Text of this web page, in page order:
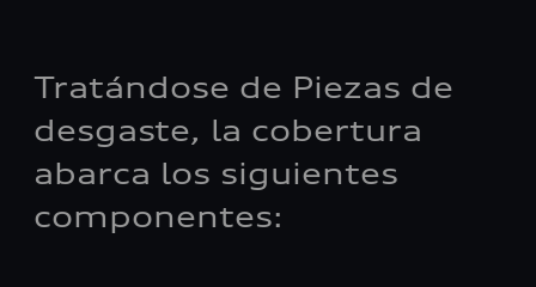
Tratándose de Piezas de
desgaste, la cobertura
abarca los siguientes
componentes: